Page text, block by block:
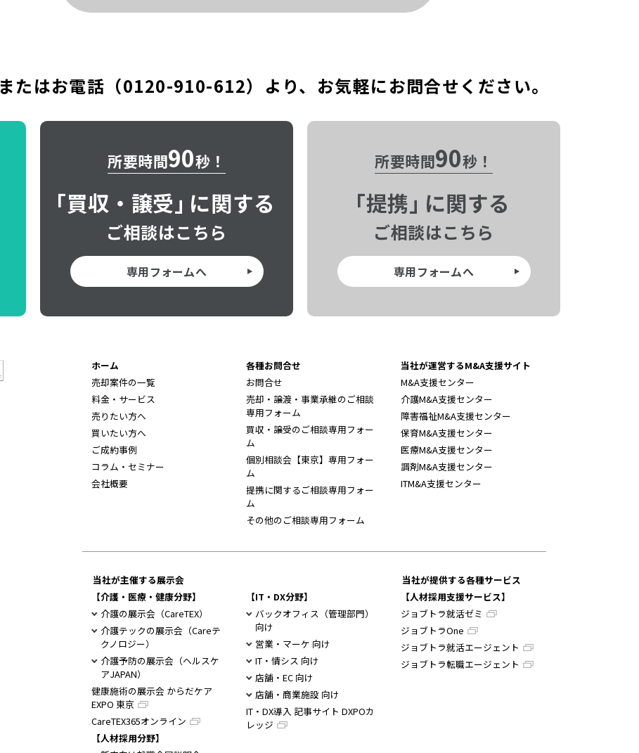
またはお電話（0120-910-612）より、 お気軽にお問合せください。
所要時間90秒！
「買収・譲受」に関する
ご相談はこちら
専用フォームへ
所要時間90秒！
「提携」に関する
ご相談はこちら
専用フォームへ
ホーム
売却案件の一覧
料金・サービス
売りたい方へ
買いたい方へ
ご成約事例
コラム・セミナー
会社概要
各種お問合せ
お問合せ
売却・譲渡・事業承継のご相談
専用フォーム
買収・譲受のご相談専用フォー
ム
個別相談会【東京】専用フォー
ム
提携に関するご相談専用フォー
ム
その他のご相談専用フォーム
当社が運営するM&A支援サイト
M&A支援センター
介護M&A支援センター
障害福祉M&A支援センター
保育M&A支援センター
医療M&A支援センター
調剤M&A支援センター
ITM&A支援センター
当社が主催する展示会
【介護・医療・健康分野】
介護の展示会（CareTEX）
介護テックの展示会（Careテ
クノロジー）
介護予防の展示会（ヘルスケ
アJAPAN）
健康施術の展示会 からだケア
EXPO 東京
CareTEX365オンライン
【人材採用分野】
【IT・DX分野】
バックオフィス（管理部門）
向け
営業・マーケ 向け
IT・情シス 向け
店舗・EC 向け
店舗・商業施設 向け
IT・DX導入 記事サイト DXPOカ
レッジ
当社が提供する各種サービス
【人材採用支援サービス】
ジョブトラ就活ゼミ
ジョブトラOne
ジョブトラ就活エージェント
ジョブトラ転職エージェント